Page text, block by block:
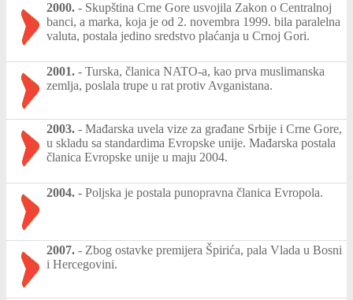
2000. - Skupština Crne Gore usvojila Zakon o Centralnoj
banci, a marka, koja je od 2. novembra 1999. bila paralelna
valuta, postala jedino sredstvo plaćanja u Crnoj Gori.
2001. - Turska, članica NATO-a, kao prva muslimanska
zemlja, poslala trupe u rat protiv Avganistana.
2003. - Mađarska uvela vize za građane Srbije i Crne Gore,
u skladu sa standardima Evropske unije. Mađarska postala
članica Evropske unije u maju 2004.
2004. - Poljska je postala punopravna članica Evropola.
2007. - Zbog ostavke premijera Špirića, pala Vlada u Bosni
i Hercegovini.